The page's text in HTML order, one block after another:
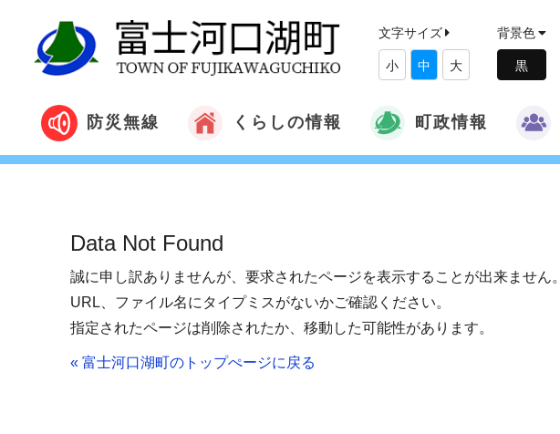
文字サイズ
小 中 大
背景色
防災無線 くらしの情報 町政情報
Data Not Found
誠に申し訳ありませんが、要求されたページを表示することが出来ません。
URL、ファイル名にタイプミスがないかご確認ください。
指定されたページは削除されたか、移動した可能性があります。
« 富士河口湖町のトップぺージに戻る